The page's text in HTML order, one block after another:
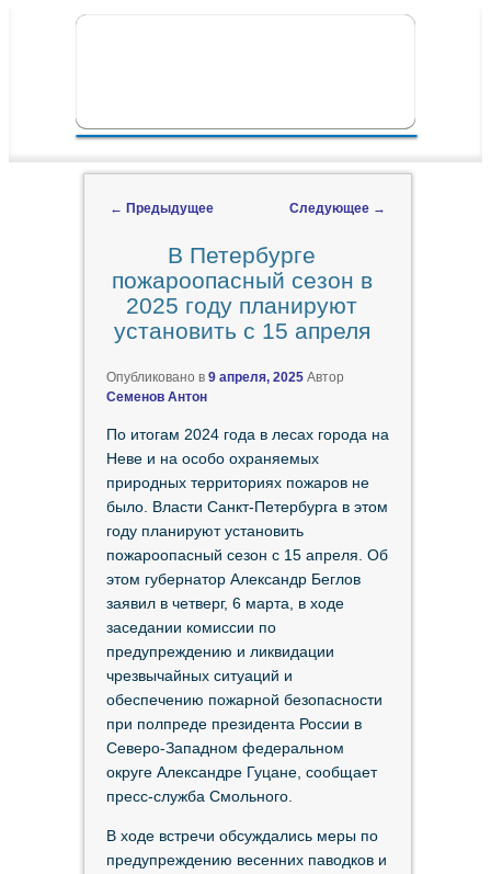
ГЛАВНОЕ МЕНЮ
← Предыдущее Следующее →
В Петербурге
пожароопасный сезон в
2025 году планируют
установить с 15 апреля
Опубликовано в 9 апреля, 2025 Автор
Семенов Антон
По итогам 2024 года в лесах города на
Неве и на особо охраняемых
природных территориях пожаров не
было. Власти Санкт-Петербурга в этом
году планируют установить
пожароопасный сезон с 15 апреля. Об
этом губернатор Александр Беглов
заявил в четверг, 6 марта, в ходе
заседании комиссии по
предупреждению и ликвидации
чрезвычайных ситуаций и
обеспечению пожарной безопасности
при полпреде президента России в
Северо-Западном федеральном
округе Александре Гуцане, сообщает
пресс-служба Смольного.
В ходе встречи обсуждались меры по
предупреждению весенних паводков и